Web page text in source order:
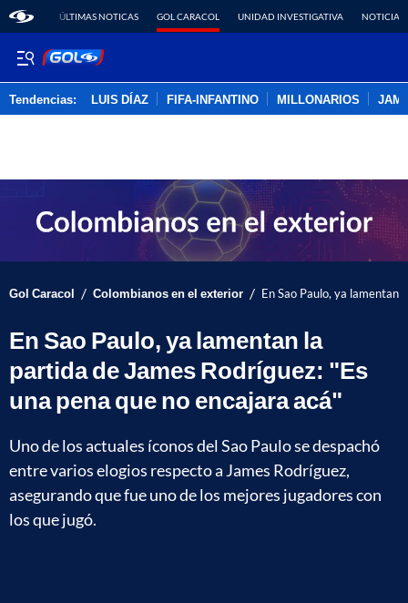
ÚLTIMAS NOTICAS GOL CARACOL UNIDAD INVESTIGATIVA NOTICIAS
Tendencias: LUIS DÍAZ FIFA-INFANTINO MILLONARIOS
Gol Caracol / Colombianos en el exterior / En Sao Paulo, ya lamentan
En Sao Paulo, ya lamentan la
partida de James Rodríguez: "Es
una pena que no encajara acá"
Uno de los actuales íconos del Sao Paulo se despachó
entre varios elogios respecto a James Rodríguez,
asegurando que fue uno de los mejores jugadores con
los que jugó.